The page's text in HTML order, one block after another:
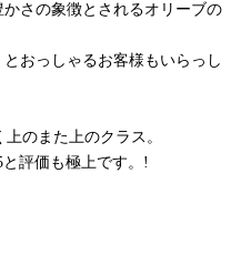
さの象徴とされるオリーブの
おっしゃるお客様もいらっし
のまた上のクラス。
評価も極上です。!